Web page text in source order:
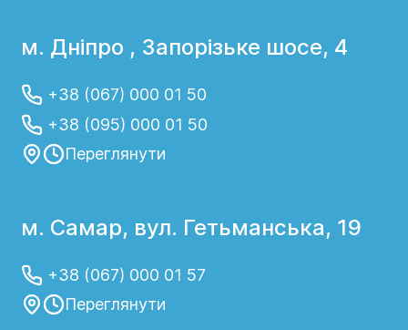
м. Дніпро , Запорізьке шосе, 4
+38 (067) 000 01 50
+38 (095) 000 01 50
Переглянути
м. Самар, вул. Гетьманська, 19
+38 (067) 000 01 57
Переглянути